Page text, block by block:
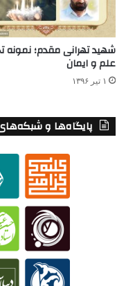
شهید تهرانی مقدم؛ نمونه
علم و ایمان
۱ تیر ۱۳۹۶
پایگاه‌ها و